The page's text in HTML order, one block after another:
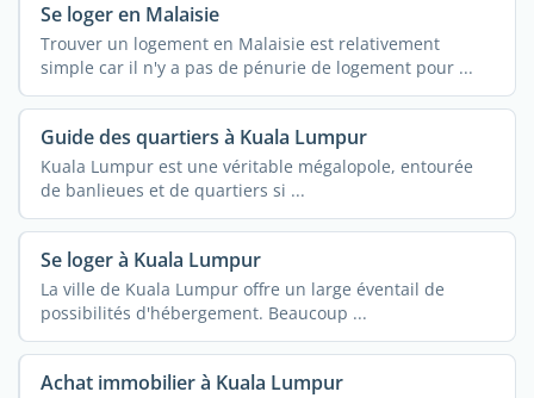
Se loger en Malaisie
Trouver un logement en Malaisie est relativement
simple car il n'y a pas de pénurie de logement pour ...
Guide des quartiers à Kuala Lumpur
Kuala Lumpur est une véritable mégalopole, entourée
de banlieues et de quartiers si ...
Se loger à Kuala Lumpur
La ville de Kuala Lumpur offre un large éventail de
possibilités d'hébergement. Beaucoup ...
Achat immobilier à Kuala Lumpur